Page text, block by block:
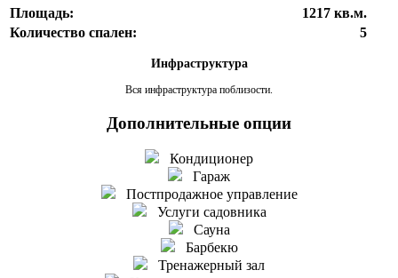
Площадь:
1217 кв.м.
Количество спален:
5
Инфраструктура
Вся инфраструктура поблизости.
Дополнительные опции
Кондиционер
Гараж
Постпродажное управление
Услуги садовника
Сауна
Барбекю
Тренажерный зал